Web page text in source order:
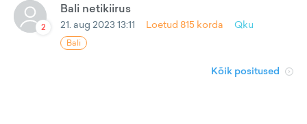
2
Bali netikiirus
21. aug 2023 13:11 Loetud 815 korda Qku
Bali
Kõik positused